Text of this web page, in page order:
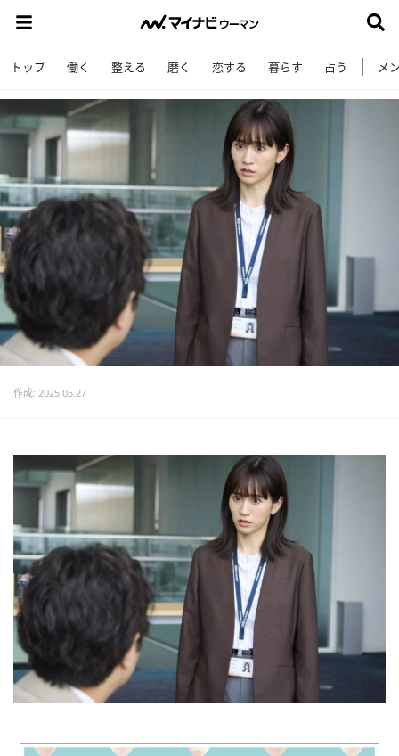
トップ 働く 整える 磨く 恋する 暮らす 占う メ
作成: 2025.05.27